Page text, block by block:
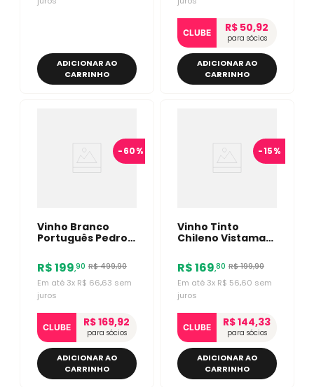
ADICIONAR AO
CARRINHO
CLUBE R$ 50,92
para sócios
ADICIONAR AO
CARRINHO
-60%
Vinho Branco
Português Pedro E
R$199,90 R$499,90
Em até 3x R$ 66,63 sem
juros
CLUBE R$ 169,92
para sócios
ADICIONAR AO
CARRINHO
-15%
Vinho Tinto
Chileno Vistamar
Noir 750ml
R$169,80 R$199,90
Em até 3x R$ 56,60 sem
juros
CLUBE R$ 144,33
para sócios
ADICIONAR AO
CARRINHO